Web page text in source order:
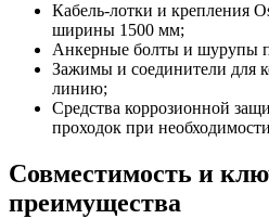
Кабель-лотки и крепления
ширины 1500 мм;
Анкерные болты и шурупы
Зажимы и соединители для
линию;
Средства коррозионной
проходок при
Совместимость и
преимущества